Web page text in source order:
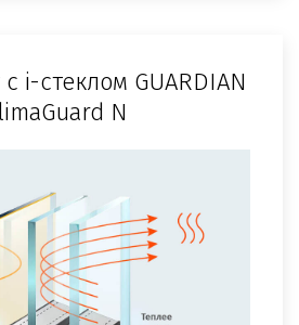
i-стеклом GUARDIAN
N